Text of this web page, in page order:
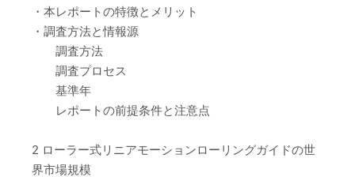
・本レポートの特徴とメリット
・調査方法と情報源
調査方法
調査プロセス
基準年
レポートの前提条件と注意点
2 ローラー式リニアモーションローリングガイドの世
界市場規模